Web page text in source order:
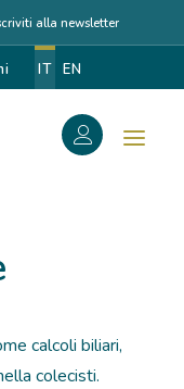
alla newsletter
IT EN
calcoli biliari,
colecisti.